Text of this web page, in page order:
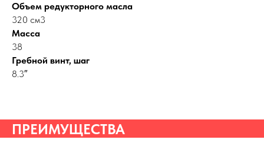
Объем редукторного масла
320 см3
Масса
38
Гребной винт, шаг
8.3″
ПРЕИМУЩЕСТВА